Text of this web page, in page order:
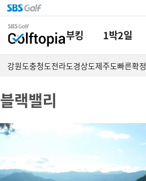
부킹 1박2일
강원도충청도전라도경상도제주도빠른확정
블랙밸리